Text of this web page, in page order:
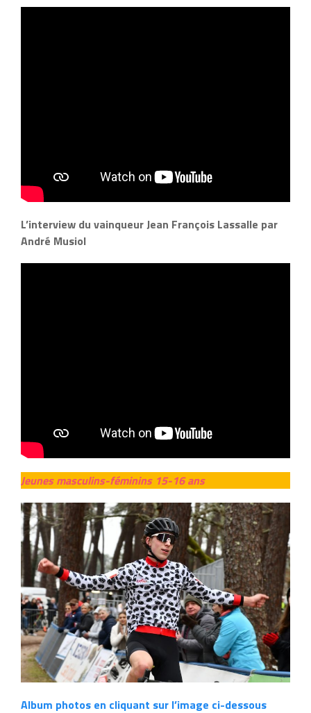
L’interview du vainqueur Jean François Lassalle par
André Musiol
Jeunes masculins-féminins 15-16 ans
Album photos en cliquant sur l’image ci-dessous